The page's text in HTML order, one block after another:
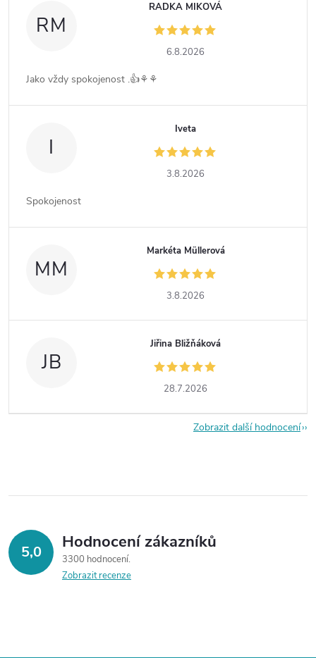
RM
RADKA MIKOVÁ
6.8.2026
Jako vždy spokojenost .👍⚘️⚘️
I
Iveta
3.8.2026
Spokojenost
MM
Markéta Müllerová
3.8.2026
JB
Jiřina Bližňáková
28.7.2026
Zobrazit další hodnocení
5,0 Hodnocení zákazníků
3300 hodnocení
Zobrazit recenze